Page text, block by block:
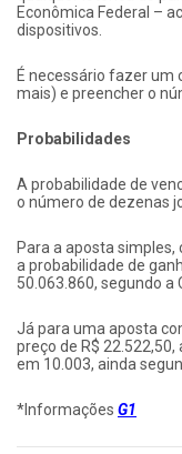
Econômica Federal –
dispositivos.
É necessário fazer um
mais) e preencher o
Probabilidades
A probabilidade de
o número de dezenas
Para a aposta simples,
a probabilidade de
50.063.860, segundo a
Já para uma aposta
preço de R$
em 10.003, ainda
*Informações G1